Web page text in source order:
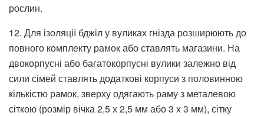
рослин.
12. Для ізоляції бджіл у вуликах гнізда розширюють до
повного комплекту рамок або ставлять магазини. На
двокорпусні або багатокорпусні вулики залежно від
сили сімей ставлять додаткові корпуси з половинною
кількістю рамок, зверху одягають раму з металевою
сіткою (розмір вічка 2,5 х 2,5 мм або 3 х 3 мм), сітку